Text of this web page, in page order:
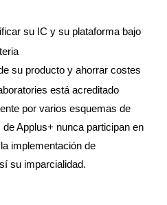
su IC y su plataforma bajo
su producto y ahorrar costes
está acreditado
por varios esquemas de
Applus+ nunca participan en
implementación de
su imparcialidad.